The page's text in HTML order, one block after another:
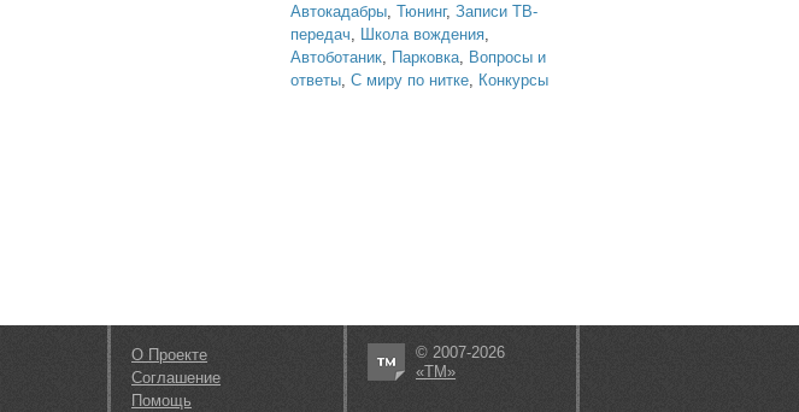
Автокадабры, Тюнинг, Записи ТВ-
передач, Школа вождения,
Автоботаник, Парковка, Вопросы и
ответы, С миру по нитке, Конкурсы
О Проекте
Соглашение
Помощь
© 2007-2026
«ТМ»